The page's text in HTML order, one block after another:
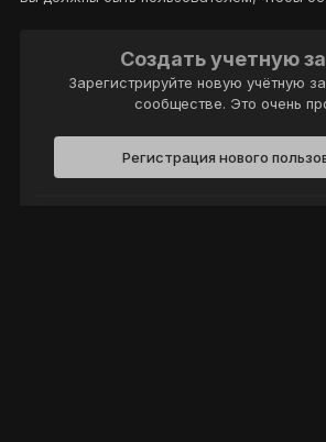
Создать учетную
Зарегистрируйте новую учётную
сообществе. Это очень
Регистрация нового